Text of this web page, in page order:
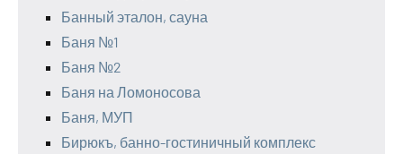
Банный эталон, сауна
Баня №1
Баня №2
Баня на Ломоносова
Баня, МУП
Бирюкъ, банно-гостиничный комплекс